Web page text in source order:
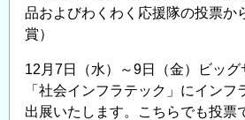
品およびわくわく応援隊の投票か
賞）
12月7日（水）～9日（金）ビッグ
「社会インフラテック」にインフ
出展いたします。こちらでも投票